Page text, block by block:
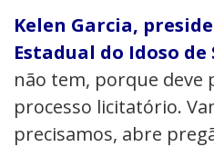
Kelen Garcia,
Estadual do Idoso de
não tem, porque deve
processo licitatório.
precisamos, abre